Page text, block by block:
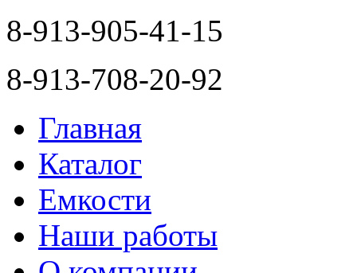
8-913-905-41-15
8-913-708-20-92
Главная
Каталог
Емкости
Наши работы